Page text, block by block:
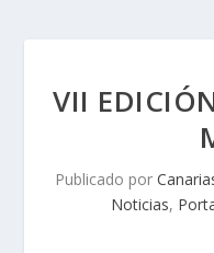
VII
Publicado por
Noticias,